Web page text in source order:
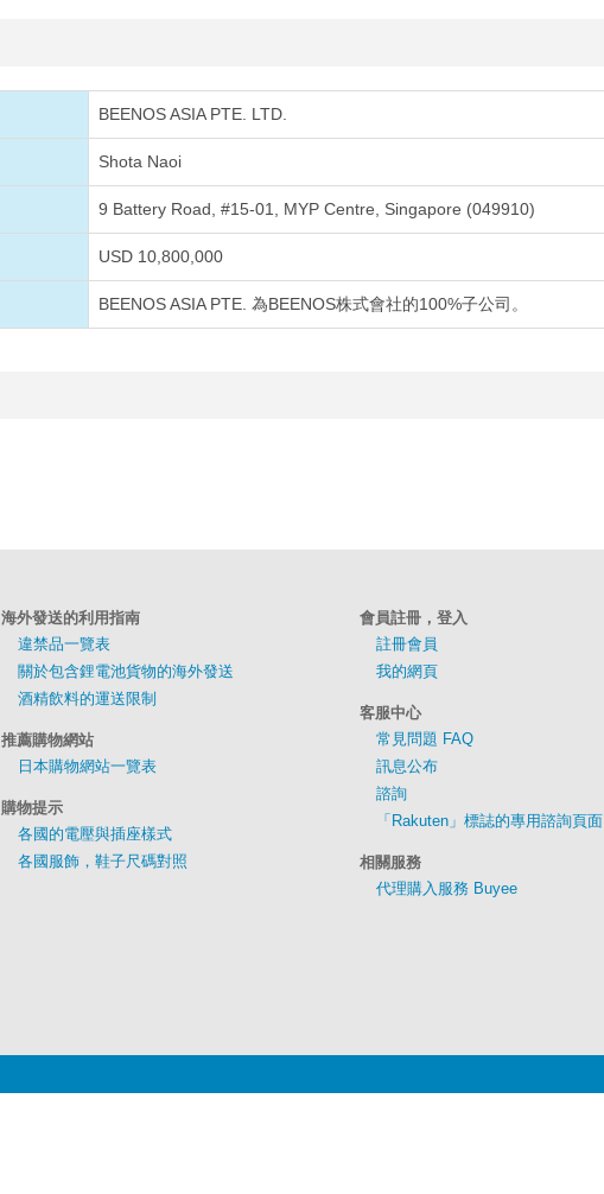
BEENOS ASIA PTE. LTD.
Shota Naoi
9 Battery Road, #15-01, MYP Centre, Singapore (049910)
USD 10,800,000
BEENOS ASIA PTE. 為BEENOS株式會社的100%子公司。
海外發送的利用指南
違禁品一覽表
關於包含鋰電池貨物的海外發送
酒精飲料的運送限制
推薦購物網站
日本購物網站一覽表
購物提示
各國的電壓與插座樣式
各國服飾，鞋子尺碼對照
會員註冊，登入
註冊會員
我的網頁
客服中心
常見問題 FAQ
訊息公布
諮詢
「Rakuten」標誌的專用諮詢頁面
相關服務
代理購入服務 Buyee